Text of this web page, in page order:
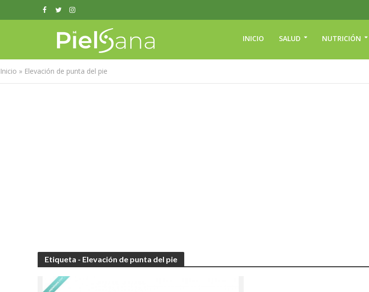
INICIO SALUD NUTRICIÓN
Inicio » Elevación de punta del pie
Etiqueta - Elevación de punta del pie